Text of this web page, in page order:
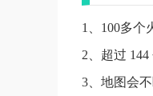
1、100多个
2、超过
3、地图会